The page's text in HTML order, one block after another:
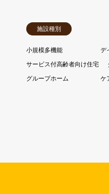
施設種別
小規模多機能 デ
サービス付高齢者向け住宅
グループホーム
ケ